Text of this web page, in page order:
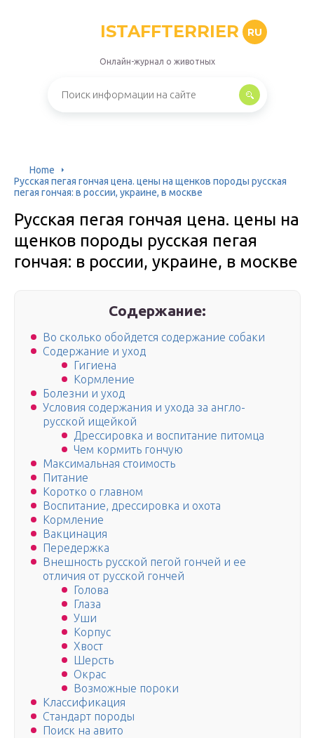
ISTAFFTERRIER RU
Онлайн-журнал о животных
Home
Русская пегая гончая цена. цены на щенков породы русская
пегая гончая: в россии, украине, в москве
Русская пегая гончая цена. цены на
щенков породы русская пегая
гончая: в россии, украине, в москве
Содержание:
Во сколько обойдется содержание собаки
Содержание и уход
Гигиена
Кормление
Болезни и уход
Условия содержания и ухода за англо-
русской ищейкой
Дрессировка и воспитание питомца
Чем кормить гончую
Максимальная стоимость
Питание
Коротко о главном
Воспитание, дрессировка и охота
Кормление
Вакцинация
Передержка
Внешность русской пегой гончей и ее
отличия от русской гончей
Голова
Глаза
Уши
Корпус
Хвост
Шерсть
Окрас
Возможные пороки
Классификация
Стандарт породы
Поиск на авито